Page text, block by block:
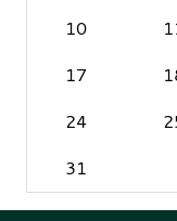
10
17
24
31